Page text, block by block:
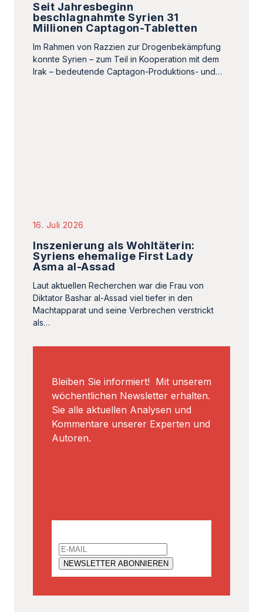
Seit Jahresbeginn
beschlagnahmte Syrien 31
Millionen Captagon-Tabletten
Im Rahmen von Razzien zur Drogenbekämpfung
konnte Syrien – zum Teil in Kooperation mit dem
Irak – bedeutende Captagon-Produktions- und…
Diktator Bashar al-Assad viel tiefer in den
als…
Bleiben Sie informiert! Mit unserem